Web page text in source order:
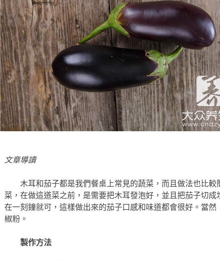
文章導讀
木耳和茄子都是我們餐桌上常見的蔬菜，而且做法也比
菜，在做這道菜之前，是需要把木耳發泡好，並且把茄子切
在一刻鐘就可，這樣做出來的茄子口感和味道都會很好。當
椒粉。
製作方法